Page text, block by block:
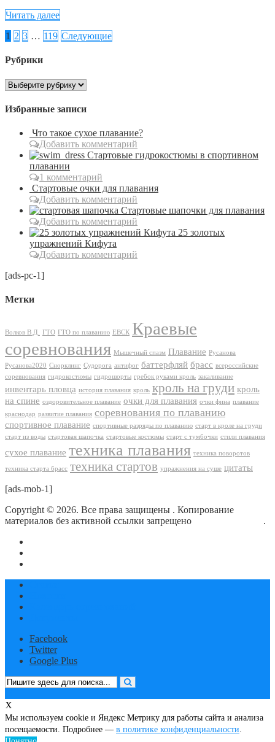
Читать далее
1 2 3 … 119 Следующие
Рубрики
Рубрики
Избранные записи
Что такое сухое плавание?
Добавить комментарий
Стартовые гидрокостюмы в спортивном
плавании
1 комментарий
Стартовые очки для плавания
Добавить комментарий
Стартовые шапочки для плавания
Добавить комментарий
25 золотых
упражнений Кифута
Добавить комментарий
[ads-pc-1]
Метки
Волков В.Д. ГТО ГТО по плаванию ЕВСК Краевые
соревнования Мышечный спазм Плавание Русанова
Русанова2020 Снорклинг Судорога антифог баттерфляй брасс всероссийские
соревнования гидрокостюмы гидрошорты гребок руками кроль закаливание
инвентарь пловца история плавания кроль кроль на груди кроль
на спине оздоровительное плавание очки для плавания очки фина плавание
краснодар развитие плавания соревнования по плаванию
спортивное плавание спортивные разряды по плаванию старт в кроле на груди
старт из воды стартовая шапочка стартовые костюмы старт с тумбочки стили плавания
сухое плавание техника плавания техника поворотов
техника старта брасс техника стартов упражнения на суше цитаты
[ads-mob-1]
Copyright © 2026. Все права защищены . Копирование
материалов без активной ссылки запрещено
.
Facebook
Twitter
Google Plus
X
Мы используем cookie и Яндекс Метрику для работы сайта и анализа
посещаемости. Подробнее — в политике конфиденциальности